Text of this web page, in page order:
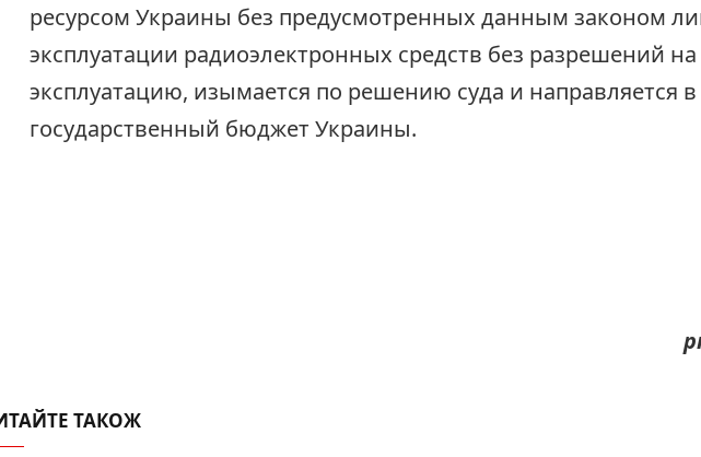
ресурсом Украины без предусмотренных данным законом
эксплуатации радиоэлектронных средств без разрешений на
эксплуатацию, изымается по решению суда и направляется в
государственный бюджет Украины.
ТАКОЖ